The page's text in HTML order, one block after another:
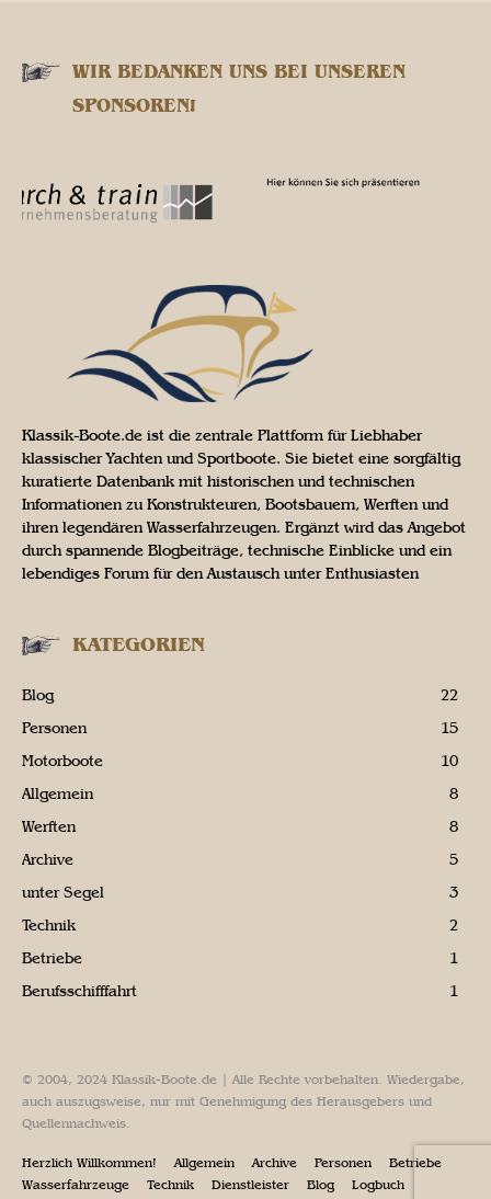
WIR BEDANKEN UNS BEI UNSEREN
SPONSOREN!
Klassik-Boote.de ist die zentrale Plattform für Liebhaber
klassischer Yachten und Sportboote. Sie bietet eine sorgfältig
kuratierte Datenbank mit historischen und technischen
Informationen zu Konstrukteuren, Bootsbauern, Werften und
ihren legendären Wasserfahrzeugen. Ergänzt wird das Angebot
durch spannende Blogbeiträge, technische Einblicke und ein
lebendiges Forum für den Austausch unter Enthusiasten
KATEGORIEN
Blog
22
Personen
15
Motorboote
10
Allgemein
8
Werften
8
Archive
5
unter Segel
3
Technik
2
Betriebe
1
Berufsschifffahrt
1
© 2004, 2024 Klassik-Boote.de | Alle Rechte vorbehalten. Wiedergabe,
auch auszugsweise, nur mit Genehmigung des Herausgebers und
Quellennachweis.
Herzlich Willkommen! Allgemein Archive Personen
Betriebe
Wasserfahrzeuge
Technik Dienstleister Blog Logbuch